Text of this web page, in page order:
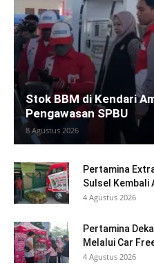
Stok BBM di Kendari
Pengawasan SPBU
8 Agustus 2026
Pertamina
Sulsel Kembali
4 Agustus 2026
Pertamina
Melalui Car
4 Agustus 2026